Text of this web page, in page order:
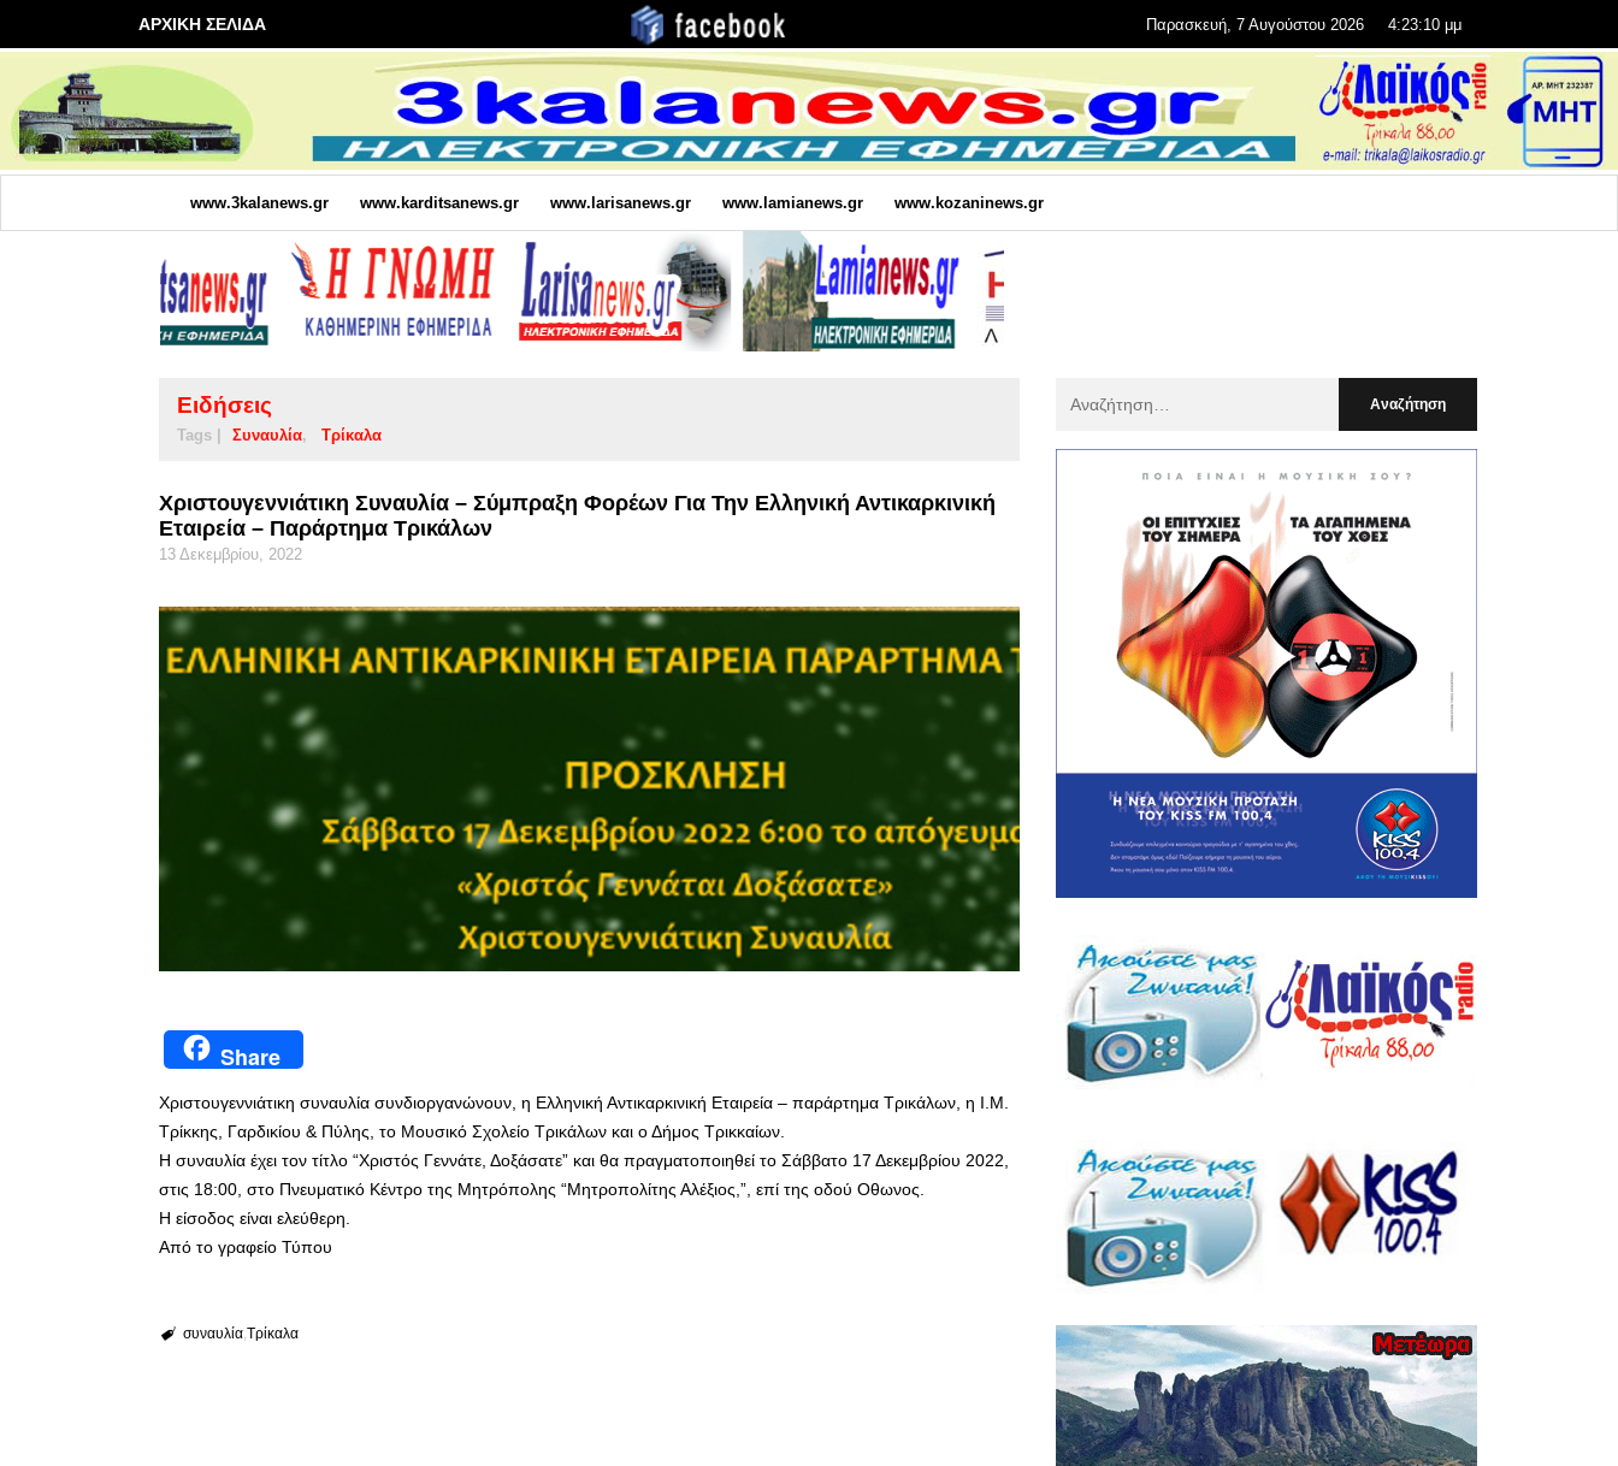
ΑΡΧΙΚΗ ΣΕΛΙΔΑ Παρασκευή, 7 Αυγούστου 2026 4:23:11 μμ
www.3kalanews.gr www.karditsanews.gr www.larisanews.gr www.lamianews.gr www.kozaninews.gr
Ειδήσεις
Tags | Συναυλία Τρίκαλα
Χριστουγεννιάτικη Συναυλία – Σύμπραξη Φορέων Για Την Ελληνική Αντικαρκινική
Εταιρεία – Παράρτημα Τρικάλων
13 Δεκεμβρίου, 2022
Share
Χριστουγεννιάτικη συναυλία συνδιοργανώνουν, η Ελληνική Αντικαρκινική Εταιρεία – παράρτημα Τρικάλων, η Ι.Μ.
Τρίκκης, Γαρδικίου & Πύλης, το Μουσικό Σχολείο Τρικάλων και ο Δήμος Τρικκαίων.
Η συναυλία έχει τον τίτλο “Χριστός Γεννάτε, Δοξάσατε” και θα πραγματοποιηθεί το Σάββατο 17 Δεκεμβρίου 2022,
στις 18:00, στο Πνευματικό Κέντρο της Μητρόπολης “Μητροπολίτης Αλέξιος,”, επί της οδού Οθωνος.
Η είσοδος είναι ελεύθερη.
Από το γραφείο Τύπου
συναυλία Τρίκαλα
: